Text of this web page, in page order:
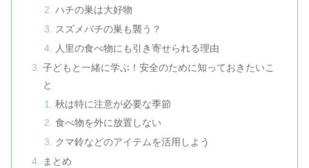
ハチの巣は大好物
スズメバチの巣も襲う？
人里の食べ物にも引き寄せられる理由
子どもと一緒に学ぶ！安全のために知っておきたいこ
と
秋は特に注意が必要な季節
食べ物を外に放置しない
クマ鈴などのアイテムを活用しよう
まとめ